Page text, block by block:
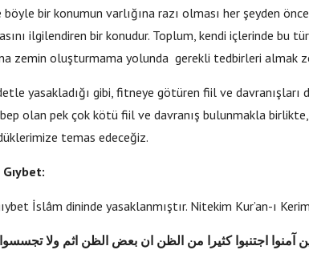
böyle bir konumun varlığına razı olması her şeyden
ilgilendiren bir konudur. Toplum, kendi içlerinde bu
zemin oluşturmama yolunda gerekli tedbirleri almak
yasakladığı gibi, fitneye götüren fiil ve davranışları
olan pek çok kötü fiil ve davranış bulunmakla
temas edeceğiz.
İslâm dininde yasaklanmıştır. Nitekim Kur’an-ı
آمنوا اجتنبوا كثيرا من الظن ان بعض الظن اثم ولا